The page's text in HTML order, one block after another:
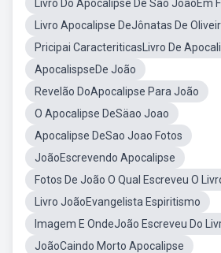
Livro Do Apocalipse De São JoãoEm
Livro Apocalipse DeJônatas De
Pricipai CaracteriticasLivro De
ApocalispseDe João
Revelão DoApocalipse Para João
O Apocalipse DeSäao Joao
Apocalipse DeSao Joao Fotos
JoãoEscrevendo Apocalipse
Fotos De João O Qual Escreveu O
Livro JoãoEvangelista Espiritismo
Imagem E OndeJoão Escreveu Do
JoãoCaindo Morto Apocalipse